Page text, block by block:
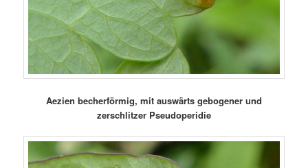
Aezien becherförmig, mit auswärts gebogener und
zerschlitzer Pseudoperidie